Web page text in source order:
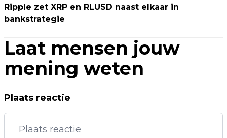
Ripple zet XRP en RLUSD naast elkaar in
bankstrategie
Laat mensen jouw
mening weten
Plaats reactie